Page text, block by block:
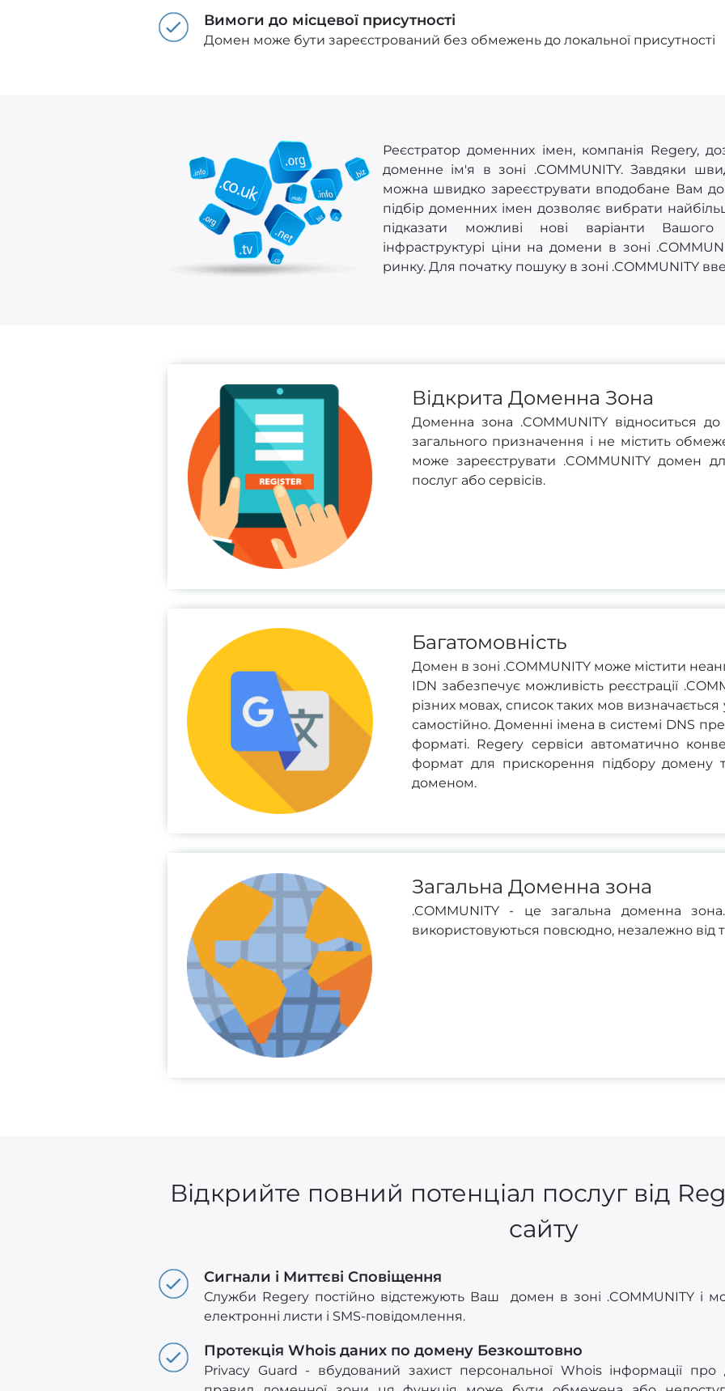
Вимоги до місцевої присутності
Домен може бути зареєстрований без обмежень до локальної присутності
Реєстратор доменних імен, компанія Regery,
доменне ім'я в зоні .COMMUNITY. Завдяки
можна швидко зареєструвати вподобане Вам
підбір доменних імен дозволяє вибрати
підказати можливі нові варіанти Вашого
інфраструктурі ціни на домени в зоні
ринку. Для початку пошуку в зоні .COMMUNITY
Відкрита Доменна Зона
Доменна зона .COMMUNITY відноситься
загального призначення і не містить
може зареєструвати .COMMUNITY домен
послуг або сервісів.
Багатомовність
Домен в зоні .COMMUNITY може містити
IDN забезпечує можливість реєстрації
різних мовах, список таких мов визначається
самостійно. Доменні імена в системі DNS
форматі. Regery сервіси автоматично
формат для прискорення підбору домену
доменом.
Загальна Доменна зона
.COMMUNITY - це загальна доменна
використовуються повсюдно, незалежно від
Відкрийте повний потенціал послуг від
сайту
Сигнали і Миттєві Сповіщення
Служби Regery постійно відстежують Ваш домен в зоні .COMMUNITY і
електронні листи і SMS-повідомлення.
Протекція Whois даних по домену Безкоштовно
Privacy Guard - вбудований захист персональної Whois інформації